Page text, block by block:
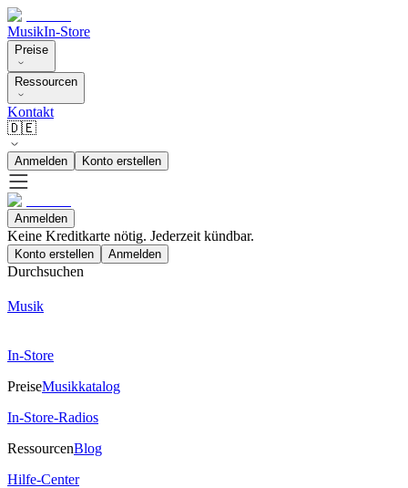
MusikIn-Store
Preise
Ressourcen
Kontakt
🇩🇪
Anmelden Konto erstellen
Anmelden
Keine Kreditkarte nötig. Jederzeit kündbar.
Konto erstellen Anmelden
Durchsuchen
Musik
In-Store
PreiseMusikkatalog
In-Store-Radios
RessourcenBlog
Hilfe-Center